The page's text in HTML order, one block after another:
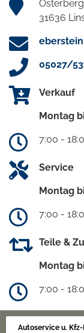
Osterberg
31636
05027/
Verkauf
Montag
7:00 -
Service
Montag
7:00 -
Teile &
Montag
7:00 -
Autoservice u.